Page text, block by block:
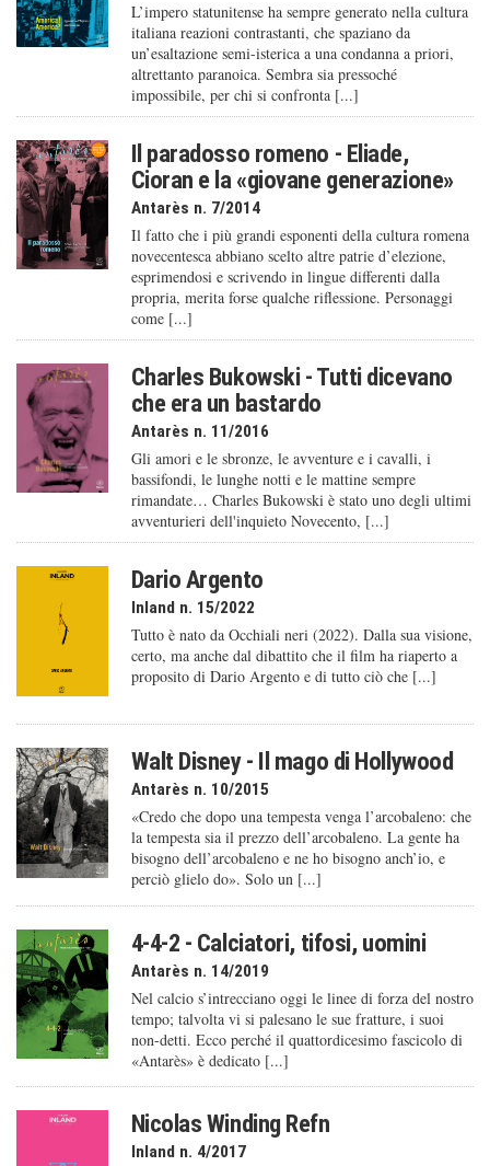
L’impero statunitense ha sempre generato nella cultura
italiana reazioni contrastanti, che spaziano da
un’esaltazione semi-isterica a una condanna a priori,
altrettanto paranoica. Sembra sia pressoché
impossibile, per chi si confronta [...]
Il paradosso romeno - Eliade,
Cioran e la «giovane generazione»
Antarès n. 7/2014
Il fatto che i più grandi esponenti della cultura romena
novecentesca abbiano scelto altre patrie d’elezione,
esprimendosi e scrivendo in lingue differenti dalla
propria, merita forse qualche riflessione. Personaggi
come [...]
Charles Bukowski - Tutti dicevano
che era un bastardo
Antarès n. 11/2016
Gli amori e le sbronze, le avventure e i cavalli, i
bassifondi, le lunghe notti e le mattine sempre
rimandate… Charles Bukowski è stato uno degli ultimi
avventurieri dell'inquieto Novecento, [...]
Dario Argento
Inland n. 15/2022
Tutto è nato da Occhiali neri (2022). Dalla sua visione,
certo, ma anche dal dibattito che il film ha riaperto a
proposito di Dario Argento e di tutto ciò che [...]
Walt Disney - Il mago di Hollywood
Antarès n. 10/2015
«Credo che dopo una tempesta venga l’arcobaleno: che
la tempesta sia il prezzo dell’arcobaleno. La gente ha
bisogno dell’arcobaleno e ne ho bisogno anch’io, e
perciò glielo do». Solo un [...]
4-4-2 - Calciatori, tifosi, uomini
Antarès n. 14/2019
Nel calcio s’intrecciano oggi le linee di forza del nostro
tempo; talvolta vi si palesano le sue fratture, i suoi
non-detti. Ecco perché il quattordicesimo fascicolo di
«Antarès» è dedicato [...]
Nicolas Winding Refn
Inland n. 4/2017